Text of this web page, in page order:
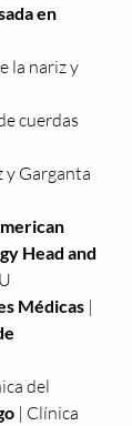
en
la nariz y
cuerdas
y Garganta
Head and
Médicas |
del
| Clínica